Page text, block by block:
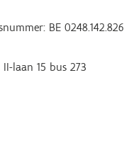
BE 0248.142.826
laan 15 bus 273